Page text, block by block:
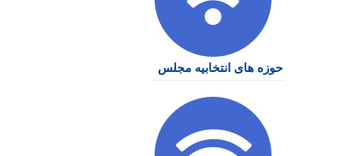
حوزه های انتخابیه مجلس